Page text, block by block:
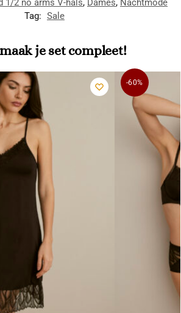
Tag: Sale
je set compleet!
-60%